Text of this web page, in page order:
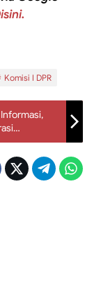
Komisi I DPR